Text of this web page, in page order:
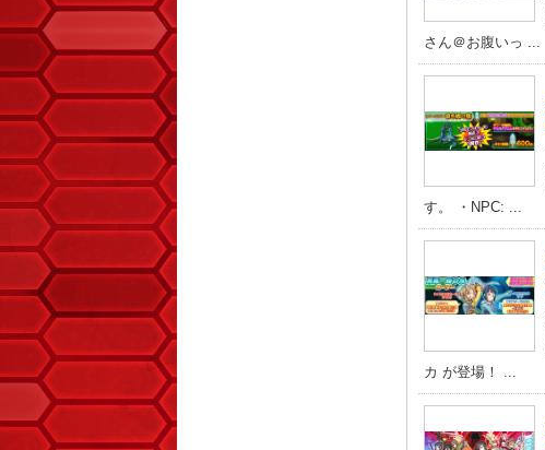
さん＠お腹いっ ...
す。 ・NPC: ...
カ が登場！ ...